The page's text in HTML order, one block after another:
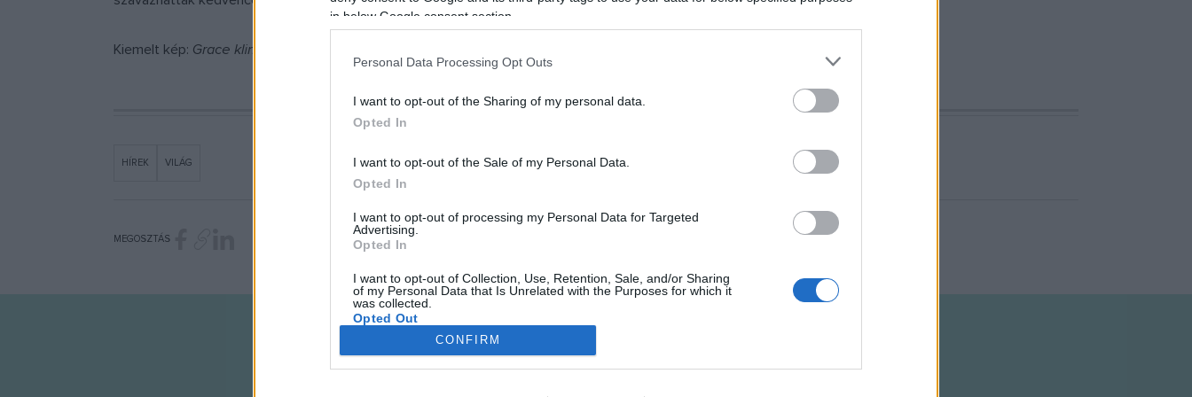
in below Google consent section.
Personal Data Processing Opt Outs
I want to opt-out of the Sharing of my personal data.
Opted In
I want to opt-out of the Sale of my Personal Data.
Opted In
I want to opt-out of processing my Personal Data for Targeted
Advertising.
Opted In
I want to opt-out of Collection, Use, Retention, Sale, and/or Sharing
of my Personal Data that Is Unrelated with the Purposes for which it
was collected.
Opted Out
CONFIRM
Kiemelt kép: Grace klinika
HÍREK VILÁG
MEGOSZTÁS